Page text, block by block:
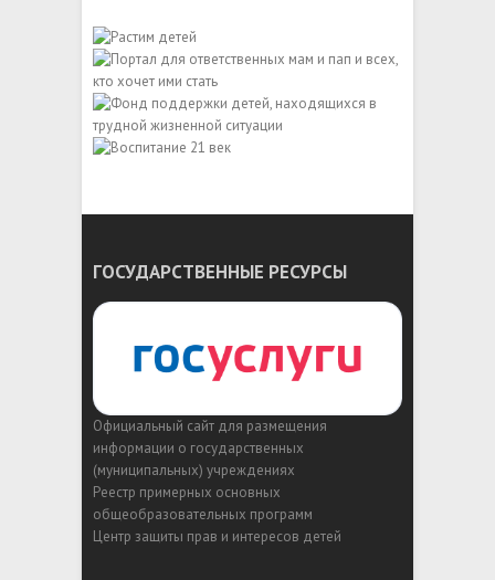
ГОСУДАРСТВЕННЫЕ РЕСУРСЫ
Официальный сайт для размещения
информации о государственных
(муниципальных) учреждениях
Реестр примерных основных
общеобразовательных программ
Центр защиты прав и интересов детей